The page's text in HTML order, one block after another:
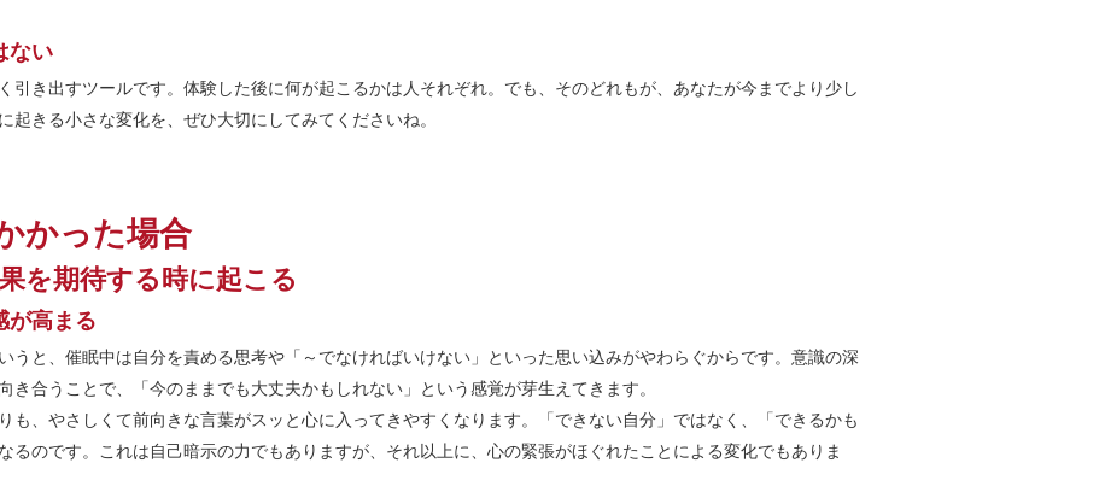
ない
引き出すツールです。体験した後に何が起こるかは人それぞれ。でも、そのどれもが、あなたが今までより少し
起きる小さな変化を、ぜひ大切にしてみてくださいね。
かった場合
を期待する時に起こる
が高まる
うと、催眠中は自分を責める思考や「～でなければいけない」といった思い込みがやわらぐからです。意識の深
き合うことで、「今のままでも大丈夫かもしれない」という感覚が芽生えてきます。
も、やさしくて前向きな言葉がスッと心に入ってきやすくなります。「できない自分」ではなく、「できるかも
るのです。これは自己暗示の力でもありますが、それ以上に、心の緊張がほぐれたことによる変化でもありま